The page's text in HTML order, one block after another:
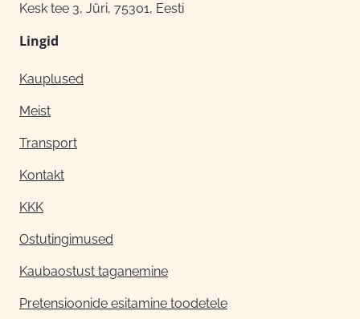
Kesk tee 3, Jüri, 75301, Eesti
Lingid
Kauplused
Meist
Transport
Kontakt
KKK
Ostutingimused
Kaubaostust taganemine
Pretensioonide esitamine toodetele